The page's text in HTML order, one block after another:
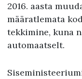
2016. aasta
määratlemata
tekkimine, kuna
automaatselt.